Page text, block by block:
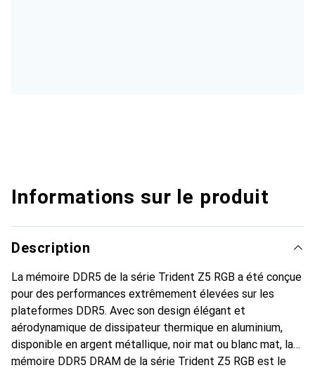
Informations sur le produit
Description
La mémoire DDR5 de la série Trident Z5 RGB a été conçue
pour des performances extrêmement élevées sur les
plateformes DDR5. Avec son design élégant et
aérodynamique de dissipateur thermique en aluminium,
disponible en argent métallique, noir mat ou blanc mat, la
mémoire DDR5 DRAM de la série Trident Z5 RGB est le